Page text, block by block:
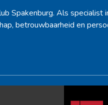
Spakenburg. Als
betrouwbaarheid en